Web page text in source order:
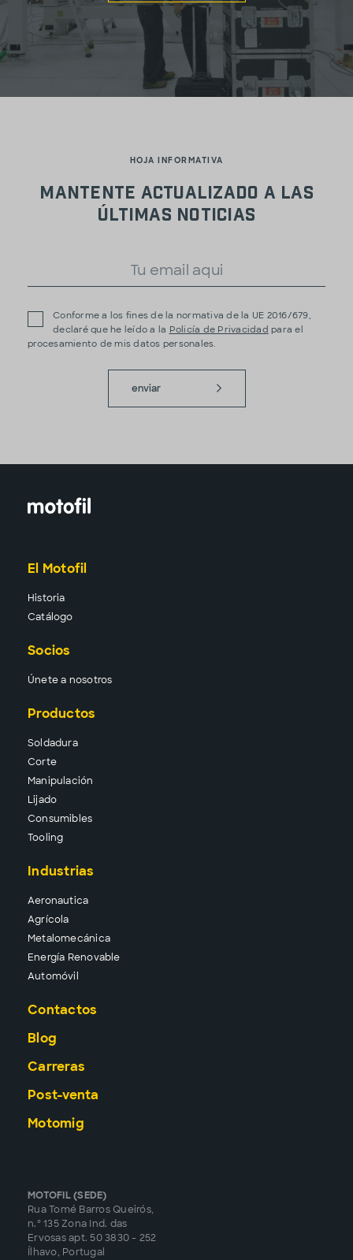
HOJA INFORMATIVA
Mantente actualizado a las
últimas noticias
Conforme a los fines de la normativa de la UE 2016/679,
declaré que he leído a la Policía de Privacidad para el
procesamiento de mis datos personales.
enviar
El Motofil
Historia
Catálogo
Socios
Únete a nosotros
Productos
Soldadura
Corte
Manipulación
Lijado
Consumibles
Tooling
Industrias
Aeronautica
Agrícola
Metalomecánica
Energía Renovable
Automóvil
Contactos
Blog
Carreras
Post-venta
Motomig
MOTOFIL (SEDE)
Rua Tomé Barros Queirós,
n.º 135 Zona Ind. das
Ervosas apt. 50 3830 - 252
Ílhavo, Portugal